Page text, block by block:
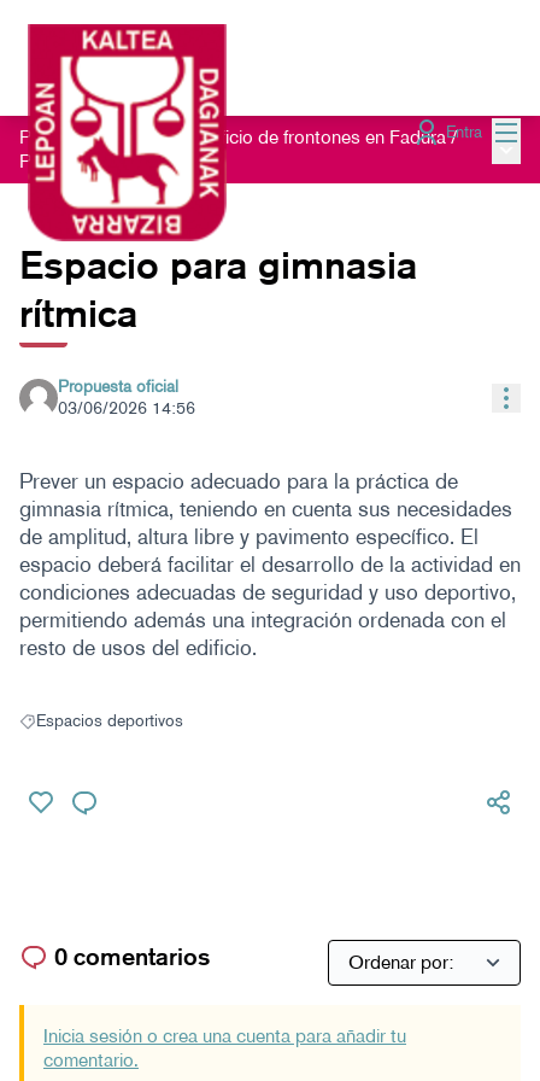
Entra
Proceso participativo edificio de frontones en Fadura /
Propuestas
Espacio para gimnasia
rítmica
Propuesta oficial
03/06/2026 14:56
Prever un espacio adecuado para la práctica de
gimnasia rítmica, teniendo en cuenta sus necesidades
de amplitud, altura libre y pavimento específico. El
espacio deberá facilitar el desarrollo de la actividad en
condiciones adecuadas de seguridad y uso deportivo,
permitiendo además una integración ordenada con el
resto de usos del edificio.
Resultados al filtrar por: Espacios deportivos
Espacios deportivos
0 comentarios
Inicia sesión o crea una cuenta para añadir tu
comentario.